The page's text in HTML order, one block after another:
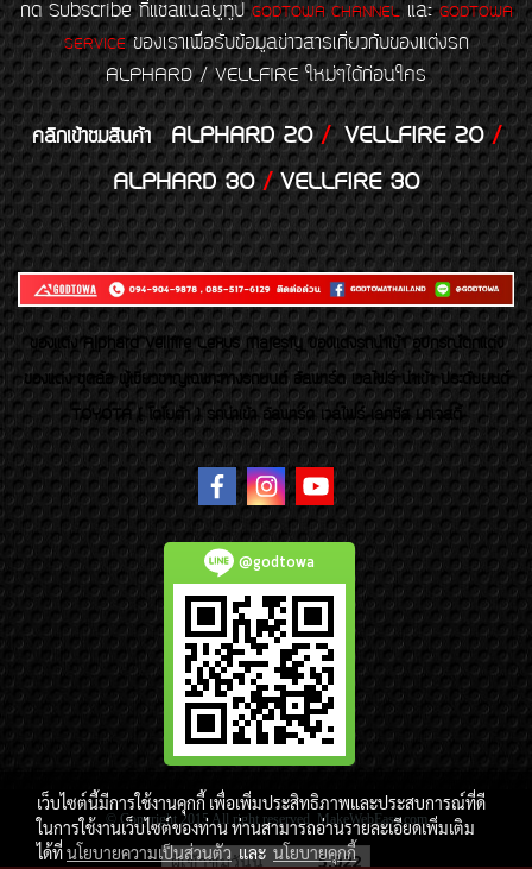
กด Subscribe ที่แชลแนลยูทูปGODTOWA CHANNELและGODTOWA
SERVICEของเราเพื่อรับข้อมูลข่าวสารเกี่ยวกับของแต่งรถ
ALPHARD / VELLFIRE ใหม่ๆได้ก่อนใคร
คลิกเข้าชมสินค้า ALPHARD 20/VELLFIRE 20/
ALPHARD 30/VELLFIRE 30
ของเเต่ง Alphard Vellfire Lexus Majesty ของเเต่งรถนำเข้า อุปกรณ์ตกแต่ง
ของแต่ง ชุดล้อ ผู้เชี่ยวชาญเฉพาะทางรถยนต์ อัลพาร์ด เวลไฟร์ นำเข้า ประดับยนต์
TOYOTA ( โตโยต้า ) รถนำเข้า อัลพาร์ด เวลไฟร์ เลกซัส มาเจสตี้
@godtowa
© Copyright 2015 All right reserved. MakeWebEasy.com
ผู้เข้าชมวันนี้ 5,022
เว็บไซต์นี้มีการใช้งานคุกกี้ เพื่อเพิ่มประสิทธิภาพและประสบการณ์ที่ดี
ในการใช้งานเว็บไซต์ของท่าน ท่านสามารถอ่านรายละเอียดเพิ่มเติม
ได้ที่นโยบายความเป็นส่วนตัวและนโยบายคุกกี้